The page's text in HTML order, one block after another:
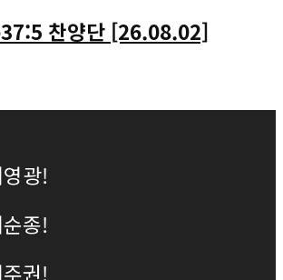
찬양단 [26.08.02]
광!
종!
권!